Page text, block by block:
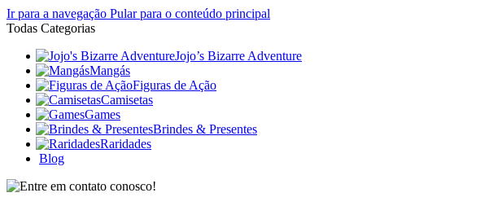
Ir para a navegação Pular para o conteúdo principal
Todas Categorias
Jojo’s Bizarre Adventure
Mangás
Figuras de Ação
Camisetas
Games
Brindes & Presentes
Raridades
Blog